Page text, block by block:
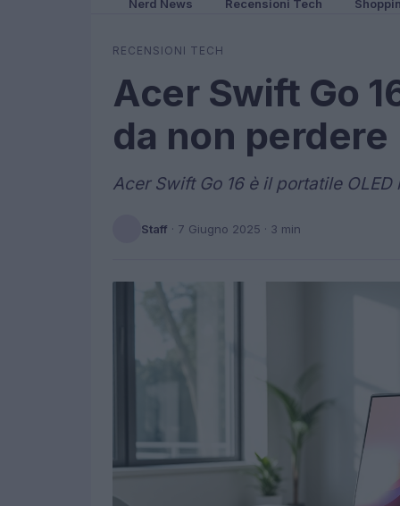
Nerd News Recensioni Tech
RECENSIONI TECH
Acer Swift Go
da non perdere
Acer Swift Go 16 è il portatile
Staff · 7 Giugno 2025 · 3 min